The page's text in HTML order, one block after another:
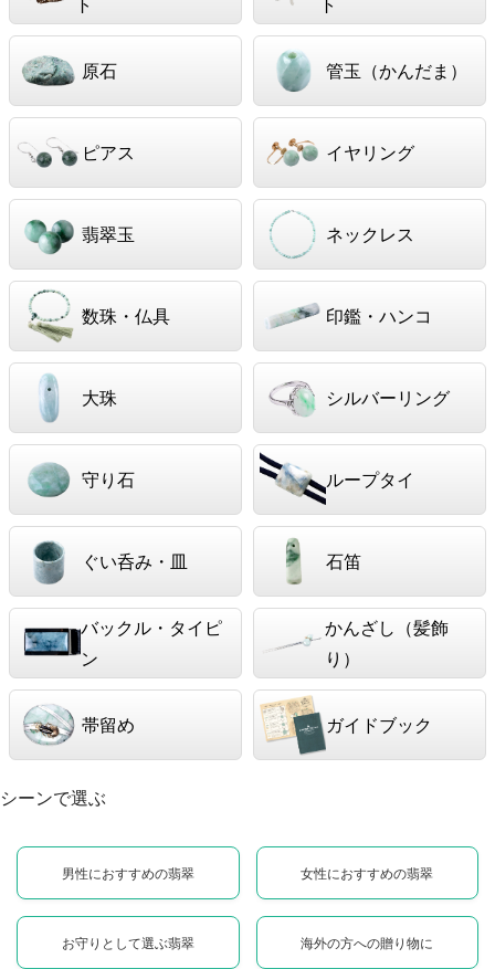
原石 管玉（かんだま）
ピアス イヤリング
翡翠玉 ネックレス
数珠・仏具 印鑑・ハンコ
大珠 シルバーリング
守り石 ループタイ
ぐい呑み・皿 石笛
バックル・タイピ
ン
かんざし（髪飾
り）
帯留め ガイドブック
シーンで選ぶ
男性におすすめの翡翠 女性におすすめの翡翠
お守りとして選ぶ翡翠 海外の方への贈り物に